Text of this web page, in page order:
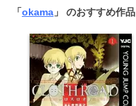
「okama 」 のおすすめ作品